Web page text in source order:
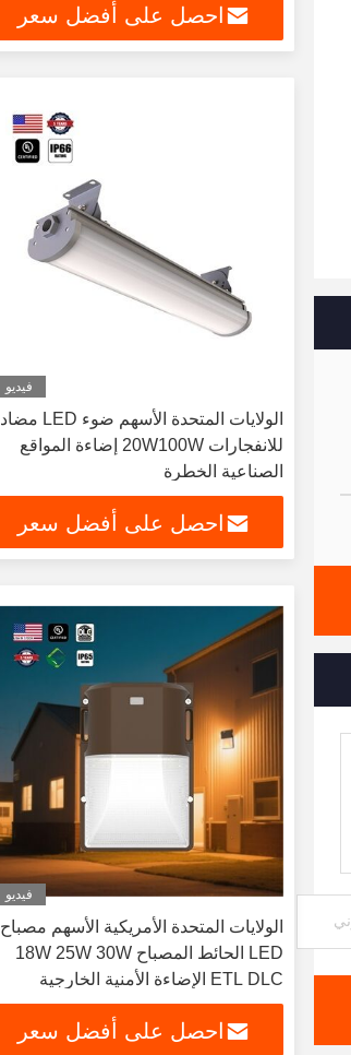
لمنطقة وقوف السيارات والفناء
احصل على أفضل سعر
فيديو
الولايات المتحدة الأسهم ضوء LED مضاد
للانفجارات 20W100W إضاءة المواقع
الصناعية الخطرة
احصل على أفضل سعر
فيديو
الولايات المتحدة الأمريكية الأسهم مصباح
LED الحائط المصباح 18W 25W 30W
ETL DLC الإضاءة الأمنية الخارجية
احصل على أفضل سعر